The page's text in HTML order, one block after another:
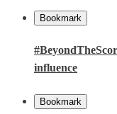
Bookmark
influence
Bookmark